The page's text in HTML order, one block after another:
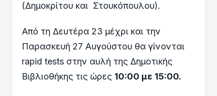
(Δημοκρίτου και Στουκόπουλου).
Από τη Δευτέρα 23 μέχρι και την
Παρασκευή 27 Αυγούστου θα γίνονται
rapid tests στην αυλή της Δημοτικής
Βιβλιοθήκης τις ώρες 10:00 με 15:00.